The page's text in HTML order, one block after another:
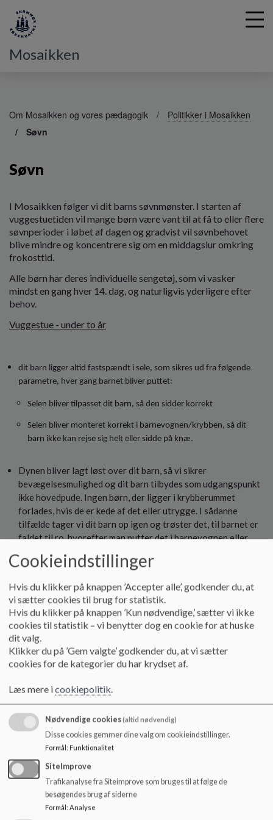
Mosaikken
Om Mosaikken og vores pædagogik
Politikker i Mosaikken
Søvn
Søvn
I Mosaikken følger vi dit barns søvnmønster. I starten af
vuggestuetiden vil mange børn være vant til at få to eller flere
søvnperioder i løbet af dagen og gradvist vil søvnbehovet
blive mindre og koncentrere sig om en middagslur omkring
frokosttid.
Alle børn har deres individuelle sengetøj, som vi vasker
mindst en gang hver 14. dag, og naturligvis yderligere efter
behov.
Vuggestue - under to år
dit barn ligger altid fastspændt i sele, som sikres ud fra følgende
parametre, hver gang barnet bliver puttet:
Selen bliver tilpasset dit barn, så den sidder korrekt
Selen bliver monteret korrekt i barnevognen/krybben, så dit
barn ikke kan rejse sig helt eller sidde på knæ.
Dynen bliver lagt løst over dit barn, så vi sikrer
bevægelsesmulighed og dit barn tilbydes som udgangspunkt
ikke hovedpude. Ingen børn, der ligger i krybberummet
forlades, hvis de er kede af det eller utrygge. I sådanne
tilfælde tager vi dit barn op igen og trøster det, til barnet er
faldet til ro, hvorefter man putter det i barnevognen eller
tilbudt en sut, bamse eller et andet objekt, hvis dit barn er
Vuggestue - over to år
Når dit barn fylder to år fastspænder vi ikke længere med
sele, men dit barn får sin egen madras og sover indendørs på
gulvet sammen med sine jævnaldrende.
børn er trygge og rolige, og at der er en god stemning,
eventuelt ved hjælp af afslappende musik. Dit barn får stadig
tilbudt sut, bamse eller en bog. Medarbejderen sørger
forinden putningen at lokalet er gennemluftet og svalt.
Børnehave - over tre år
Mange børn, der starter i børnehave har fortsat behov for en
middagslur. Børnene fra børnehaven sover fortsat i
krybberummene på anden sal.
Tilsyn med sovende børn i barnevogn/krybbe
Cookieindstillinger
Hvis du klikker på knappen ’Accepter alle’, godkender du, at
vi sætter cookies til brug for statistik.
Hvis du klikker på knappen ’Kun nødvendige,’ sætter vi ikke
cookies til statistik – vi benytter dog en cookie for at huske
dit valg.
Klikker du på ’Gem valgte’ godkender du, at vi sætter
cookies for de kategorier du har krydset af.
Læs mere icookiepolitik.
Nødvendige cookies(altid nødvendig)
Disse cookies gemmer dine valg om cookieindstillinger.
Formål: Funktionalitet
SiteImprove
Trafikanalyse fra Siteimprove som bruges til at følge de
besøgendes brug af siderne
Formål: Analyse